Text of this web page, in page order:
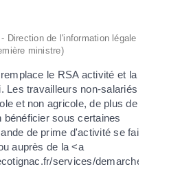
Direction de l'information légale
ministre)
le RSA activité et la
Les travailleurs non-salariés
et non agricole, de plus de
bénéficier sous certaines
de prime d'activité se fait
auprès de la <a
services/demarches-